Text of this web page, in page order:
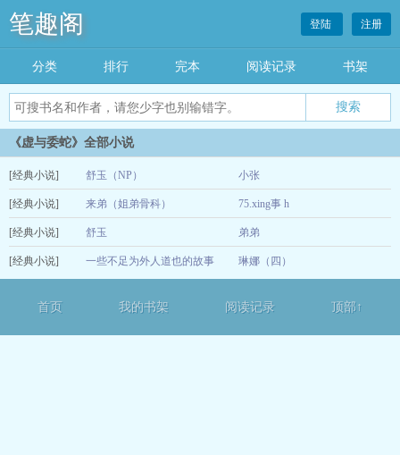
笔趣阁 登陆 注册
分类 排行 完本 阅读记录 书架
《虚与委蛇》全部小说
[经典小说] 舒玉（NP） 小张
[经典小说] 来弟（姐弟骨科） 75.xing事 h
[经典小说] 舒玉 弟弟
[经典小说] 一些不足为外人道也的故事 琳娜（四）
首页 我的书架 阅读记录 顶部↑